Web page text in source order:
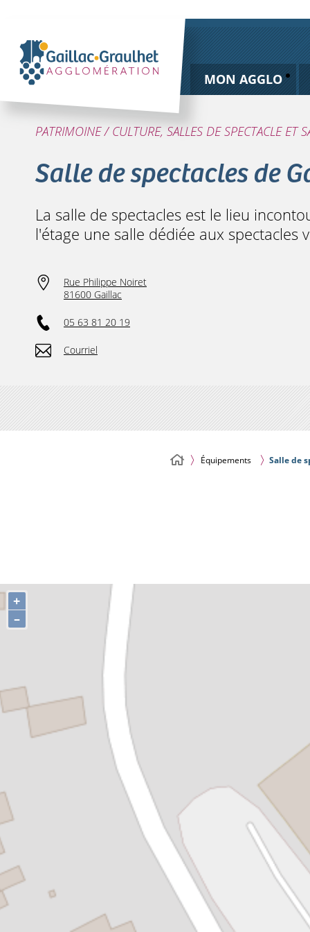
MON AGGLO
PATRIMOINE / CULTURE, SALLES DE SPECTACLE ET
Salle de spectacles de
La salle de spectacles est le lieu
l'étage une salle dédiée aux
Rue Philippe Noiret
81600 Gaillac
05 63 81 20 19
Courriel
Équipements Salle de
+
–